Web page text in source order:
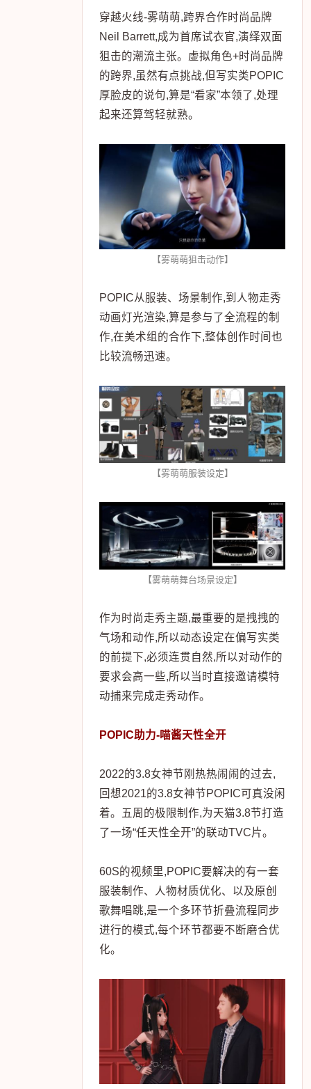
穿越火线-雾萌萌,跨界合作时尚品牌
Neil Barrett,成为首席试衣官,演绎双面
狙击的潮流主张。虚拟角色+时尚品牌
的跨界,虽然有点挑战,但写实类POPIC
厚脸皮的说句,算是“看家”本领了,处理
起来还算驾轻就熟。
【雾萌萌狙击动作】
POPIC从服装、场景制作,到人物走秀
动画灯光渲染,算是参与了全流程的制
作,在美术组的合作下,整体创作时间也
比较流畅迅速。
【雾萌萌服装设定】
【雾萌萌舞台场景设定】
作为时尚走秀主题,最重要的是拽拽的
气场和动作,所以动态设定在偏写实类
的前提下,必须连贯自然,所以对动作的
要求会高一些,所以当时直接邀请模特
动捕来完成走秀动作。
POPIC助力-喵酱天性全开
2022的3.8女神节刚热热闹闹的过去,
回想2021的3.8女神节POPIC可真没闲
着。五周的极限制作,为天猫3.8节打造
了一场“任天性全开”的联动TVC片。
60S的视频里,POPIC要解决的有一套
服装制作、人物材质优化、以及原创
歌舞唱跳,是一个多环节折叠流程同步
进行的模式,每个环节都要不断磨合优
化。